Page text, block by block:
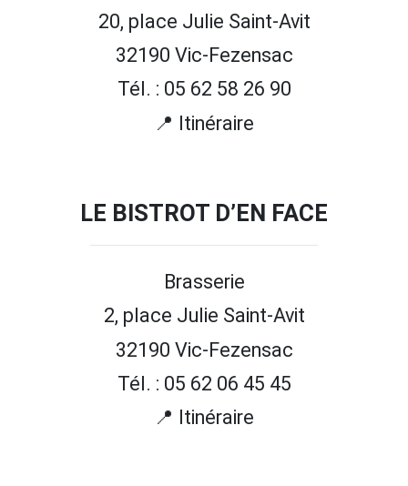
20, place Julie Saint-Avit
32190 Vic-Fezensac
Tél. : 05 62 58 26 90
📍 Itinéraire
LE BISTROT D’EN FACE
Brasserie
2, place Julie Saint-Avit
32190 Vic-Fezensac
Tél. : 05 62 06 45 45
📍 Itinéraire